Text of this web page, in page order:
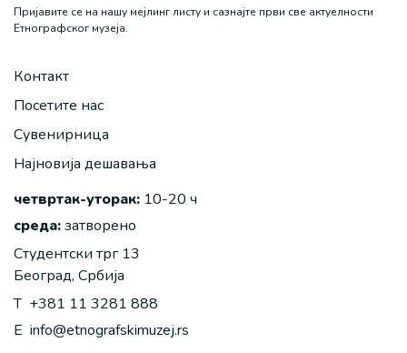
Пријавите се на нашу мејлинг листу и сазнајте први све актуелности
Етнографског музеја.
Контакт
Посетите нас
Сувенирница
Најновија дешавања
четвртак-уторак: 10-20 ч
среда:затворено
Студентски трг 13
Београд, Србија
T +381 11 3281 888
E info@etnografskimuzej.rs